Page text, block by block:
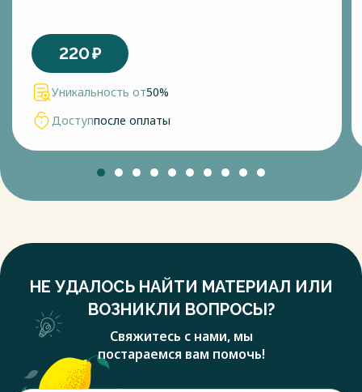
220₽
Уникальность от50%
Доступпосле оплаты
НЕ УДАЛОСЬ НАЙТИ МАТЕРИАЛ ИЛИ
ВОЗНИКЛИ ВОПРОСЫ?
Свяжитесь с нами, мы
постараемся вам помочь!